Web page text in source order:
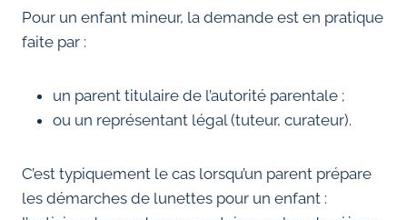
Pour un enfant mineur, la demande est en pratique
faite par :
un parent titulaire de l’autorité parentale ;
ou un représentant légal (tuteur, curateur).
C’est typiquement le cas lorsqu’un parent prépare
les démarches de lunettes pour un enfant :